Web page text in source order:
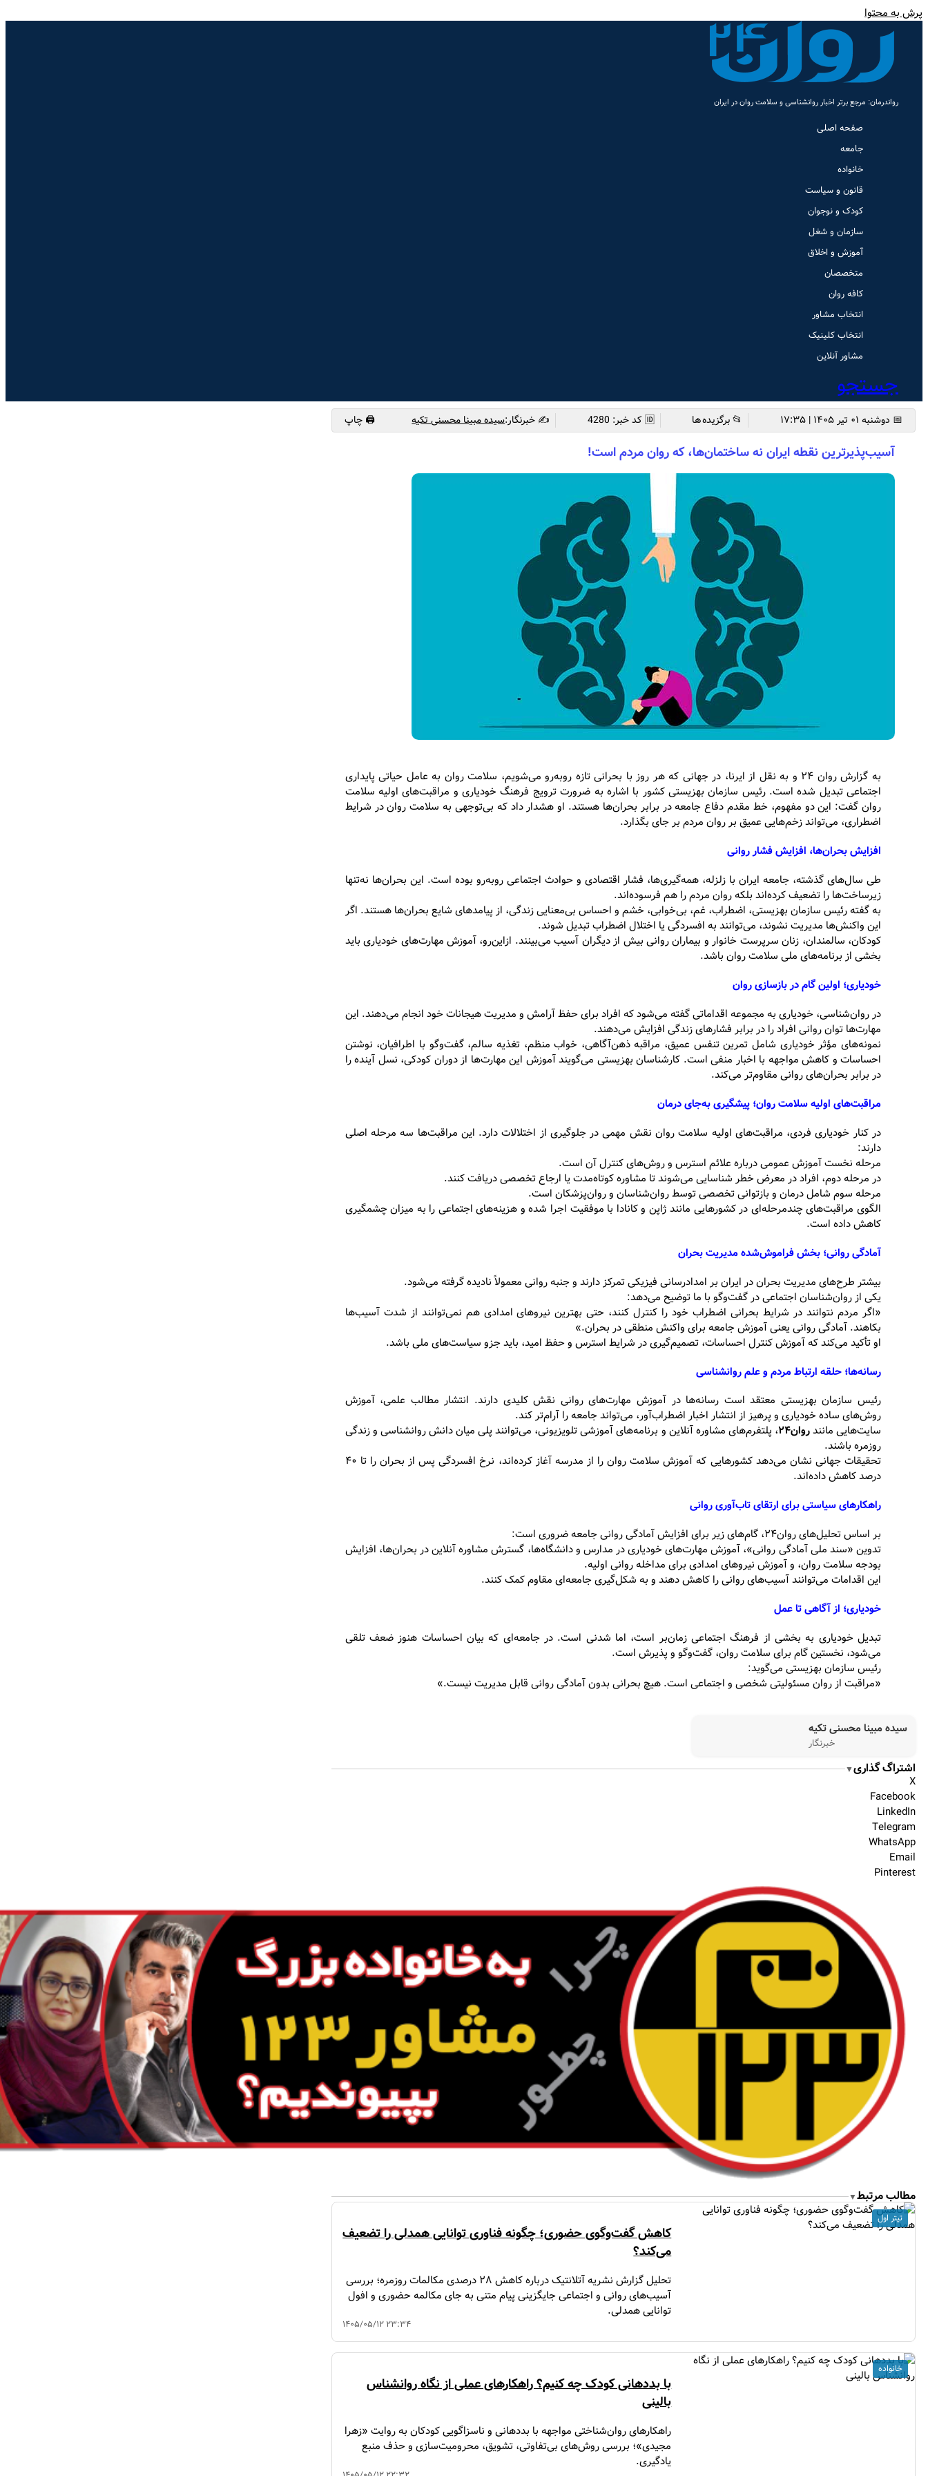
پرش به محتوا
رواندرمان: مرجع برتر اخبار روانشناسی و سلامت روان در ایران
صفحه اصلی
جامعه
خانواده
قانون و سیاست
کودک و نوجوان
سازمان و شغل
آموزش و اخلاق
متخصصان
کافه روان
انتخاب مشاور
انتخاب کلینیک
مشاور آنلاین
جستجو
📅 دوشنبه ۰۱ تیر ۱۴۰۵ | ۱۷:۳۵ 📂 برگزیده ها 🆔 کد خبر: 4280 ✍️ خبرنگار:سیده مبینا محسنی تکیه 🖨 چاپ
آسیب‌پذیرترین نقطه ایران نه ساختمان‌ها، که روان مردم است!
به گزارش روان ۲۴ و به نقل از ایرنا، در جهانی که هر روز با بحرانی تازه روبه‌رو می‌شویم، سلامت روان به عامل حیاتی پایداری
اجتماعی تبدیل شده است. رئیس سازمان بهزیستی کشور با اشاره به ضرورت ترویج فرهنگ خودیاری و مراقبت‌های اولیه سلامت
روان گفت: این دو مفهوم، خط مقدم دفاع جامعه در برابر بحران‌ها هستند. او هشدار داد که بی‌توجهی به سلامت روان در شرایط
اضطراری، می‌تواند زخم‌هایی عمیق بر روان مردم بر جای بگذارد.
افزایش بحران‌ها، افزایش فشار روانی
طی سال‌های گذشته، جامعه ایران با زلزله، همه‌گیری‌ها، فشار اقتصادی و حوادث اجتماعی روبه‌رو بوده است. این بحران‌ها نه‌تنها
زیرساخت‌ها را تضعیف کرده‌اند بلکه روان مردم را هم فرسوده‌اند.
به گفته رئیس سازمان بهزیستی، اضطراب، غم، بی‌خوابی، خشم و احساس بی‌معنایی زندگی، از پیامدهای شایع بحران‌ها هستند. اگر
این واکنش‌ها مدیریت نشوند، می‌توانند به افسردگی یا اختلال اضطراب تبدیل شوند.
کودکان، سالمندان، زنان سرپرست خانوار و بیماران روانی بیش از دیگران آسیب می‌بینند. ازاین‌رو، آموزش مهارت‌های خودیاری باید
بخشی از برنامه‌های ملی سلامت روان باشد.
خودیاری؛ اولین گام در بازسازی روان
در روان‌شناسی، خودیاری به مجموعه اقداماتی گفته می‌شود که افراد برای حفظ آرامش و مدیریت هیجانات خود انجام می‌دهند. این
مهارت‌ها توان روانی افراد را در برابر فشارهای زندگی افزایش می‌دهند.
نمونه‌های مؤثر خودیاری شامل تمرین تنفس عمیق، مراقبه ذهن‌آگاهی، خواب منظم، تغذیه سالم، گفت‌وگو با اطرافیان، نوشتن
احساسات و کاهش مواجهه با اخبار منفی است. کارشناسان بهزیستی می‌گویند آموزش این مهارت‌ها از دوران کودکی، نسل آینده را
در برابر بحران‌های روانی مقاوم‌تر می‌کند.
مراقبت‌های اولیه سلامت روان؛ پیشگیری به‌جای درمان
در کنار خودیاری فردی، مراقبت‌های اولیه سلامت روان نقش مهمی در جلوگیری از اختلالات دارد. این مراقبت‌ها سه مرحله اصلی
دارند:
مرحله نخست آموزش عمومی درباره علائم استرس و روش‌های کنترل آن است.
در مرحله دوم، افراد در معرض خطر شناسایی می‌شوند تا مشاوره کوتاه‌مدت یا ارجاع تخصصی دریافت کنند.
مرحله سوم شامل درمان و بازتوانی تخصصی توسط روان‌شناسان و روان‌پزشکان است.
الگوی مراقبت‌های چندمرحله‌ای در کشورهایی مانند ژاپن و کانادا با موفقیت اجرا شده و هزینه‌های اجتماعی را به میزان چشمگیری
کاهش داده است.
آمادگی روانی؛ بخش فراموش‌شده مدیریت بحران
بیشتر طرح‌های مدیریت بحران در ایران بر امدادرسانی فیزیکی تمرکز دارند و جنبه روانی معمولاً نادیده گرفته می‌شود.
یکی از روان‌شناسان اجتماعی در گفت‌وگو با ما توضیح می‌دهد:
«اگر مردم نتوانند در شرایط بحرانی اضطراب خود را کنترل کنند، حتی بهترین نیروهای امدادی هم نمی‌توانند از شدت آسیب‌ها
بکاهند. آمادگی روانی یعنی آموزش جامعه برای واکنش منطقی در بحران.»
او تأکید می‌کند که آموزش کنترل احساسات، تصمیم‌گیری در شرایط استرس و حفظ امید، باید جزو سیاست‌های ملی باشد.
رسانه‌ها؛ حلقه ارتباط مردم و علم روانشناسی
رئیس سازمان بهزیستی معتقد است رسانه‌ها در آموزش مهارت‌های روانی نقش کلیدی دارند. انتشار مطالب علمی، آموزش
روش‌های ساده خودیاری و پرهیز از انتشار اخبار اضطراب‌آور، می‌تواند جامعه را آرام‌تر کند.
سایت‌هایی مانندروان۲۴
، پلتفرم‌های مشاوره آنلاین و برنامه‌های آموزشی تلویزیونی، می‌توانند پلی میان دانش روانشناسی و زندگی
روزمره باشند.
تحقیقات جهانی نشان می‌دهد کشورهایی که آموزش سلامت روان را از مدرسه آغاز کرده‌اند، نرخ افسردگی پس از بحران را تا ۴۰
درصد کاهش داده‌اند.
راهکارهای سیاستی برای ارتقای تاب‌آوری روانی
بر اساس تحلیل‌های روان۲۴، گام‌های زیر برای افزایش آمادگی روانی جامعه ضروری است:
تدوین «سند ملی آمادگی روانی»، آموزش مهارت‌های خودیاری در مدارس و دانشگاه‌ها، گسترش مشاوره آنلاین در بحران‌ها، افزایش
بودجه سلامت روان، و آموزش نیروهای امدادی برای مداخله روانی اولیه.
این اقدامات می‌توانند آسیب‌های روانی را کاهش دهند و به شکل‌گیری جامعه‌ای مقاوم کمک کنند.
خودیاری؛ از آگاهی تا عمل
تبدیل خودیاری به بخشی از فرهنگ اجتماعی زمان‌بر است، اما شدنی است. در جامعه‌ای که بیان احساسات هنوز ضعف تلقی
می‌شود، نخستین گام برای سلامت روان، گفت‌وگو و پذیرش است.
رئیس سازمان بهزیستی می‌گوید:
«مراقبت از روان مسئولیتی شخصی و اجتماعی است. هیچ بحرانی بدون آمادگی روانی قابل مدیریت نیست.»
سیده مبینا محسنی تکیه
خبرنگار
اشتراگ گذاری▼
X
Facebook
LinkedIn
Telegram
WhatsApp
Email
Pinterest
مطالب مرتبط▼
کاهش گفت‌وگوی حضوری؛ چگونه فناوری توانایی همدلی را تضعیف
می‌کند؟
تحلیل گزارش نشریه آتلانتیک درباره کاهش ۲۸ درصدی مکالمات روزمره؛ بررسی
آسیب‌های روانی و اجتماعی جایگزینی پیام متنی به جای مکالمه حضوری و افول
توانایی همدلی.
۱۴۰۵/۰۵/۱۲ ۲۳:۳۴
تیتر اول
با بددهانی کودک چه کنیم؟ راهکارهای عملی از نگاه روانشناس
بالینی
راهکارهای روان‌شناختی مواجهه با بددهانی و ناسزاگویی کودکان به روایت «زهرا
مجیدی»؛ بررسی روش‌های بی‌تفاوتی، تشویق، محرومیت‌سازی و حذف منبع
یادگیری.
خانواده